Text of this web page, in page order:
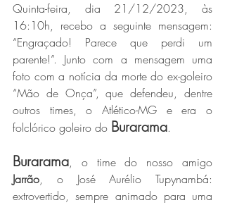
Quinta-feira, dia 21/12/2023, às
16:10h, recebo a seguinte mensagem:
“Engraçado! Parece que perdi um
parente!”. Junto com a mensagem uma
foto com a notícia da morte do ex-goleiro
“Mão de Onça”, que defendeu, dentre
outros times, o Atlético-MG e era o
folclórico goleiro do Burarama.
Burarama
Jarrão, o José Aurélio Tupynambá:
extrovertido, sempre animado para uma